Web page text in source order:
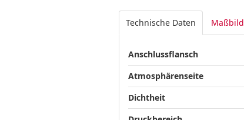
Technische Daten Maßbild
Anschlussflansch
Atmosphärenseite
Dichtheit